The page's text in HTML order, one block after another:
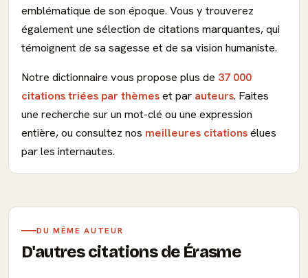
emblématique de son époque. Vous y trouverez
également une sélection de citations marquantes, qui
témoignent de sa sagesse et de sa vision humaniste.
Notre dictionnaire vous propose plus de 37 000
citations triées par thèmeset par auteurs. Faites
une recherche sur un mot-clé ou une expression
entière, ou consultez nos meilleures citationsélues
par les internautes.
DU MÊME AUTEUR
D'autres citations de Érasme